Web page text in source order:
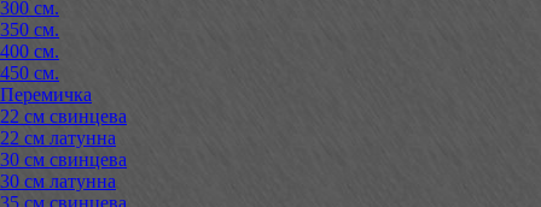
300 см.
350 см.
400 см.
450 см.
Перемичка
22 см свинцева
22 см латунна
30 см свинцева
30 см латунна
35 см свинцева